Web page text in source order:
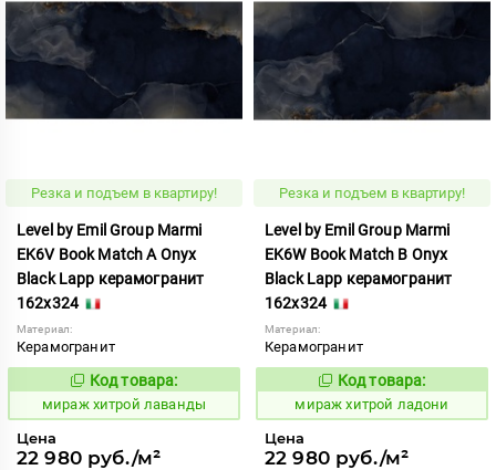
Резка и подъем в квартиру!
Level by Emil Group Marmi
EK6V Book Match A Onyx
Black Lapp керамогранит
162x324
Материал:
Керамогранит
998416
Код товара:
мираж хитрой лаванды
Цена
22 980 руб./м²
Резка и подъем в квартиру!
Level by Emil Group Marmi
EK6W Book Match B Onyx
Black Lapp керамогранит
162x324
Материал:
Керамогранит
998417
Код товара:
мираж хитрой ладони
Цена
22 980 руб./м²